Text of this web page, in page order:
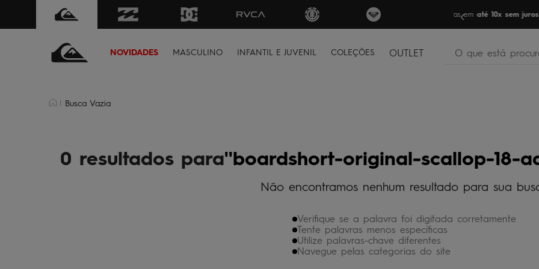
FRETE GRÁTIS
NOVIDADES MASCULINO INFANTIL E JUVENIL COLEÇÕES OUTLET
O que está
Busca Vazia
0 resultados para boardshort-original-scallop-18-
Não encontramos nenhum resultado para sua
Verifique se a palavra foi digitada corretamente
Tente palavras menos específicas
Utilize palavras-chave diferentes
Navegue pelas categorias do site
4º regata
5º óculos
7º bermuda
8º boardshort